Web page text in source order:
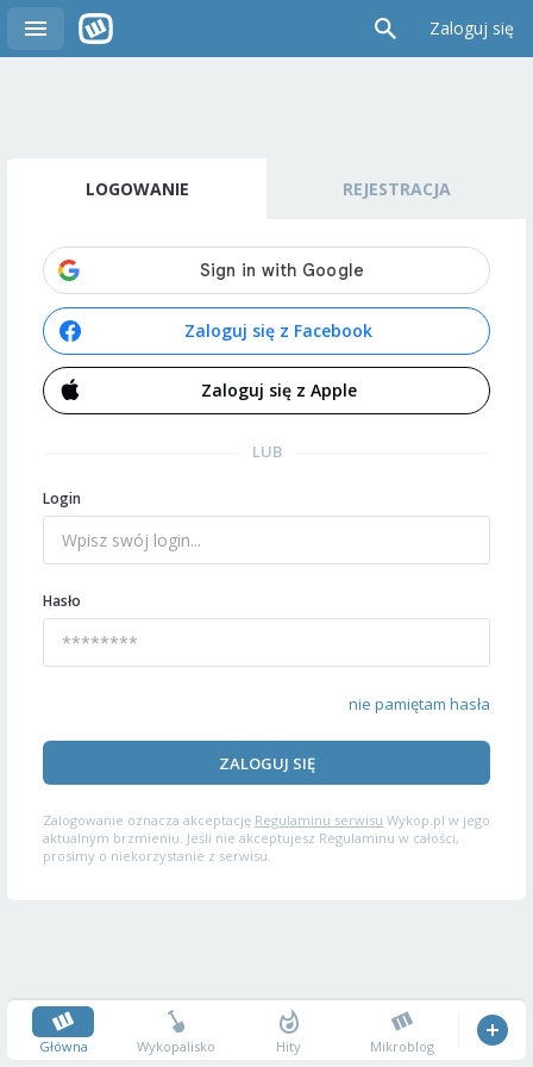
Zaloguj się
LOGOWANIE REJESTRACJA
Zaloguj się z Facebook
Zaloguj się z Apple
LUB
Login
Hasło
nie pamiętam hasła
ZALOGUJ SIĘ
Zalogowanie oznacza akceptację Regulaminu serwisu Wykop.pl w jego
aktualnym brzmieniu. Jeśli nie akceptujesz Regulaminu w całości,
prosimy o niekorzystanie z serwisu.
Główna Wykopalisko Hity Mikroblog